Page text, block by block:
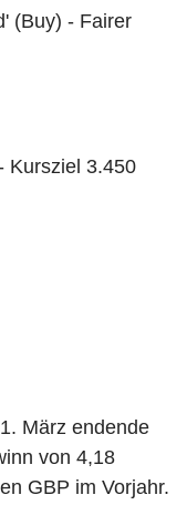
(Buy) - Fairer
Kursziel 3.450
März endende
von 4,18
GBP im Vorjahr.